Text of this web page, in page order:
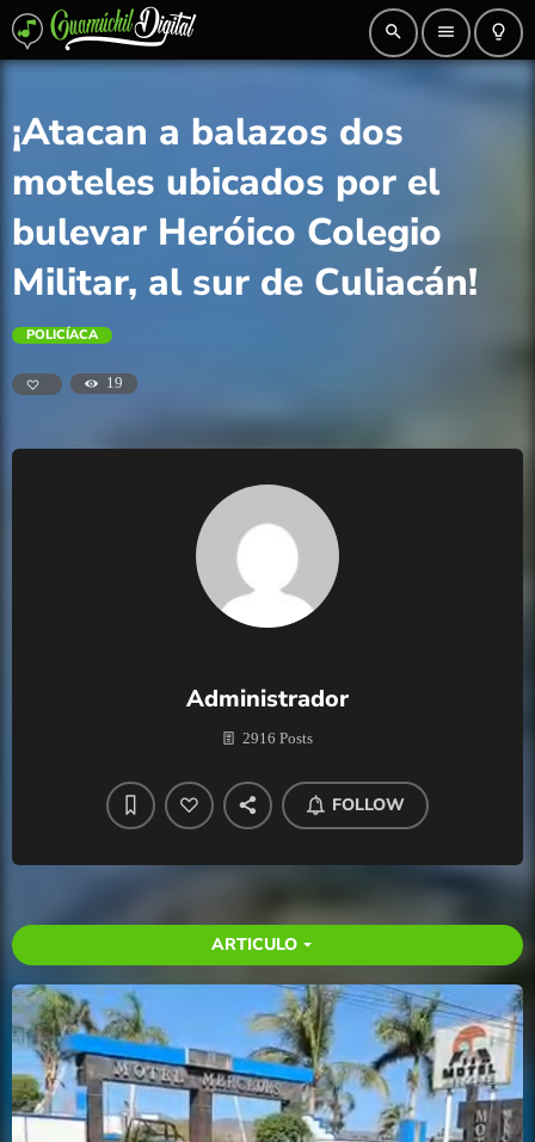
search menu lightbulb_outline
¡Atacan a balazos dos
moteles ubicados por el
bulevar Heróico Colegio
Militar, al sur de Culiacán!
POLICÍACA
19
Administrador
2916 Posts
FOLLOW
ARTICULO arrow_drop_down